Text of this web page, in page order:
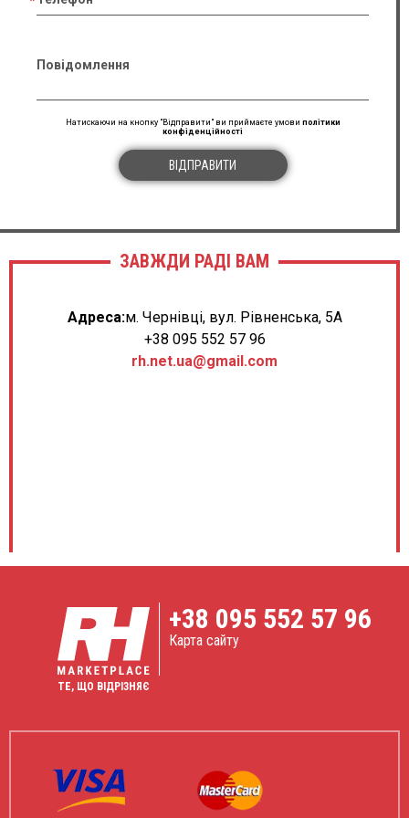
Повідомлення
Натискаючи на кнопку "Відправити" ви приймаєте умови політики
конфіденційності
ВІДПРАВИТИ
ЗАВЖДИ РАДІ ВАМ
Адреса:м. Чернівці, вул. Рівненська, 5А
+38 095 552 57 96
rh.net.ua@gmail.com
ТЕ, ЩО ВІДРІЗНЯЄ
+38 095 552 57 96
Карта сайту